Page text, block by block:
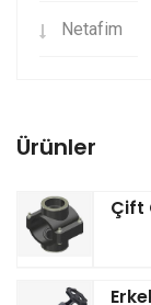
Netafim
Ürünler
Çift